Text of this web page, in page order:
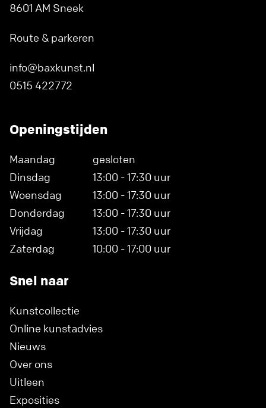
8601 AM Sneek
Route & parkeren
info@baxkunst.nl
0515 422772
Openingstijden
Maandag
gesloten
Dinsdag
13:00 - 17:30 uur
Woensdag
13:00 - 17:30 uur
Donderdag
13:00 - 17:30 uur
Vrijdag
13:00 - 17:30 uur
Zaterdag
10:00 - 17:00 uur
Snel naar
Kunstcollectie
Online kunstadvies
Nieuws
Over ons
Uitleen
Exposities